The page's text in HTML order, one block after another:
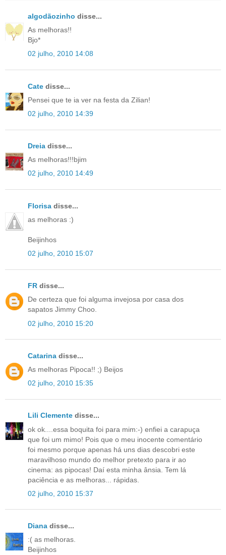
algodãozinho disse...
As melhoras!!
Bjo*
02 julho, 2010 14:08
Cate disse...
Pensei que te ia ver na festa da Zilian!
02 julho, 2010 14:39
Dreia disse...
As melhoras!!!bjim
02 julho, 2010 14:49
Florisa disse...
as melhoras :)
Beijinhos
02 julho, 2010 15:07
FR disse...
De certeza que foi alguma invejosa por casa dos
sapatos Jimmy Choo.
02 julho, 2010 15:20
Catarina disse...
As melhoras Pipoca!! ;) Beijos
02 julho, 2010 15:35
Lili Clemente disse...
ok ok....essa boquita foi para mim:-) enfiei a carapuça
que foi um mimo! Pois que o meu inocente comentário
foi mesmo porque apenas há uns dias descobri este
maravilhoso mundo do melhor pretexto para ir ao
cinema: as pipocas! Daí esta minha ânsia. Tem lá
paciência e as melhoras... rápidas.
02 julho, 2010 15:37
Diana disse...
:( as melhoras.
Beijinhos